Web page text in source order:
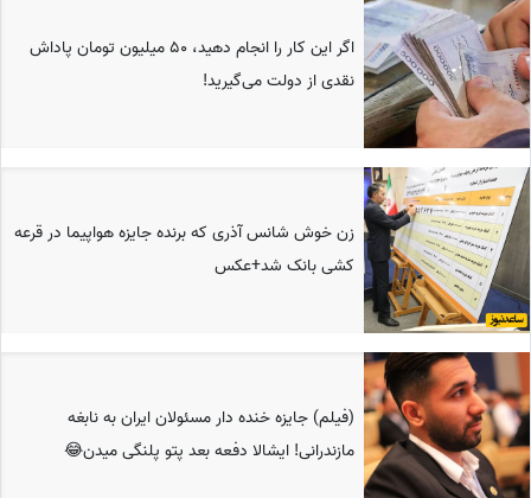
اگر این کار را انجام دهید، 50 میلیون تومان پاداش
نقدی از دولت می‌گیرید!
زن خوش شانس آذری که برنده جایزه هواپیما در قرعه
کشی بانک شد+عکس
(فیلم) جایزه خنده دار مسئولان ایران به نابغه
مازندرانی! ایشالا دفعه بعد پتو پلنگی میدن😂